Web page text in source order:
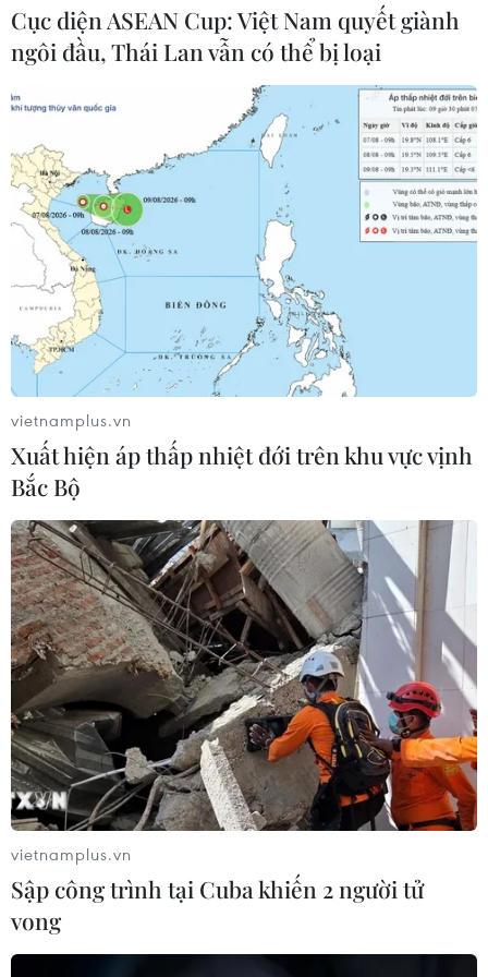
06/08/2026 04:38
Việt Nam và Lào thúc đẩy hợp tác
khoa học
05/08/2026 23:43
Phát triển mô hình AI giải mã “ngôn
ngữ của não bộ”
05/08/2026 23:26
Ngoại giao khoa học-
công nghệ trở thành trụ cột mới của
nền đối ngoại Việt Nam
05/08/2026 14:56
Bế mạc Techfest Hải Phòng 2026:
Lan tỏa tinh thần đổi mới, khát vọng
phát triển
05/08/2026 12:58
Lần đầu tiên Hội nghị Ngoại giao có
một phiên họp riêng về khoa học
công nghệ
05/08/2026 08:08
Trung Quốc phóng thành công hai
vệ tinh siêu phổ Đông Phương Huệ
Cục diện ASEAN Cup: Việt Nam quyết giành
ngôi đầu, Thái Lan vẫn có thể bị loại
vietnamplus.vn
Xuất hiện áp thấp nhiệt đới trên khu vực vịnh
Bắc Bộ
vietnamplus.vn
Sập công trình tại Cuba khiến 2 người tử
vong